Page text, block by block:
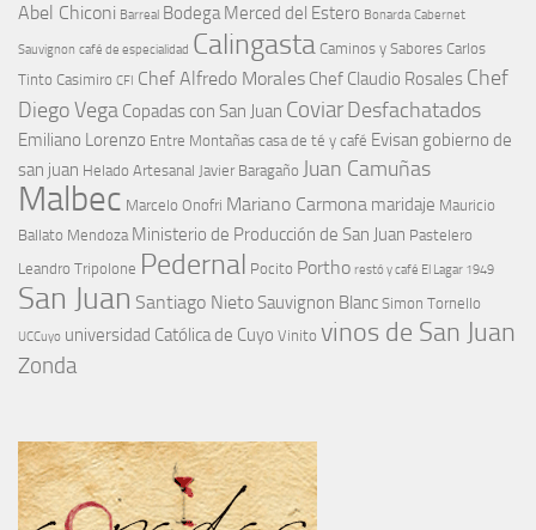
Abel Chiconi Barreal Bodega Merced del Estero Bonarda Cabernet
Sauvignon café de especialidad Calingasta Caminos y Sabores Carlos
Tinto Casimiro CFI Chef Alfredo Morales Chef Claudio Rosales Chef
Diego Vega Copadas con San Juan CoviarDesfachatados
Emiliano Lorenzo Entre Montañas casa de té y café Evisan gobierno de
san juan Helado Artesanal Javier Baragaño Juan Camuñas
Malbec Marcelo Onofri Mariano Carmona maridaje Mauricio
Ballato Mendoza Ministerio de Producción de San Juan Pastelero
Leandro Tripolone Pedernal Pocito Portho restó y café El Lagar 1949
San Juan Santiago Nieto Sauvignon Blanc Simon Tornello
UCCuyo universidad Católica de Cuyo Vinito vinos de San Juan
Zonda